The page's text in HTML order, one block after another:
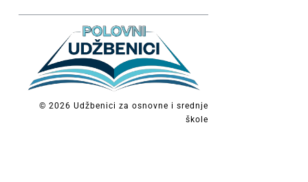
© 2026 Udžbenici za osnovne i srednje
škole